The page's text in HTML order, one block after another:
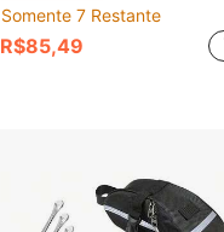
Somente 7 Restante
R$85,49